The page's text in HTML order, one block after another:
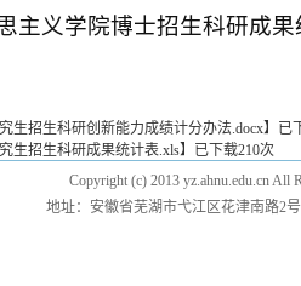
主义学院博士招生科研成
生招生科研创新能力成绩计分办法.docx】已
生招生科研成果统计表.xls】已下载210次
Copyright (c) 2013 yz.ahnu.edu.cn
地址：安徽省芜湖市弋江区花津南路2